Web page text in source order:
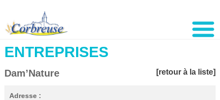
ENTREPRISES
Dam’Nature [retour à la liste]
Adresse :